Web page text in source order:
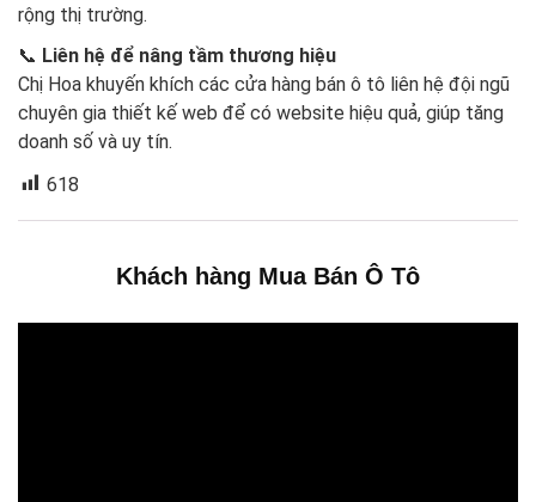
rộng thị trường.
📞 Liên hệ để nâng tầm thương hiệu
Chị Hoa khuyến khích các cửa hàng bán ô tô liên hệ đội ngũ
chuyên gia thiết kế web để có website hiệu quả, giúp tăng
doanh số và uy tín.
618
Khách hàng Mua Bán Ô Tô